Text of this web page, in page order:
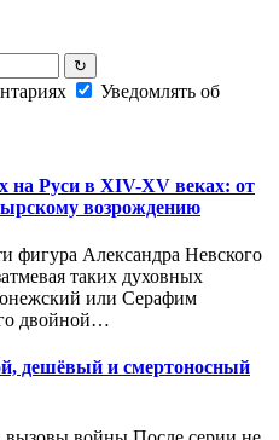
↻
Уведомлять об
на Руси в XIV-XV веках: от
возрождению
фигура Александра Невского
таких духовных
или Серафим
двойной…
дешёвый и смертоносный